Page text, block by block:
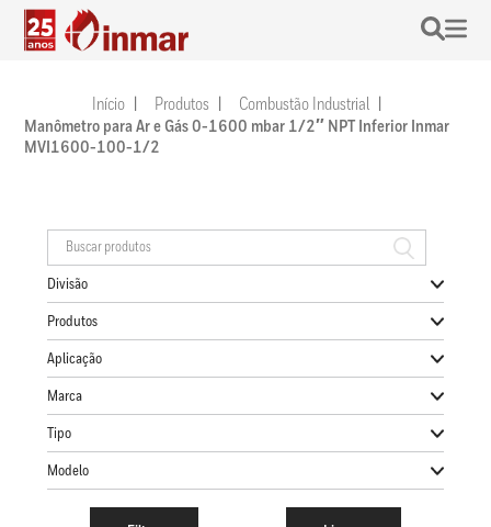
Início Produtos
Combustão Industrial
Manômetro para Ar e Gás 0-1600 mbar 1/2″ NPT Inferior Inmar
MVI1600-100-1/2
Divisão
Produtos
Aplicação
Marca
Tipo
Modelo